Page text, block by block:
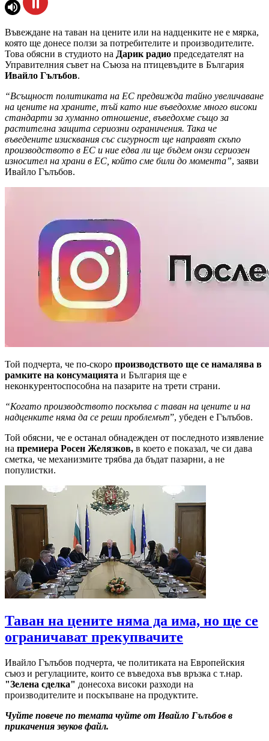
Въвеждане на таван на цените или на надценките не е мярка,
която ще донесе ползи за потребителите и производителите.
Това обясни в студиото на Дарик радио председателят на
Управителния съвет на Съюза на птицевъдите в България
Ивайло Гълъбов.
“Всъщност политиката на ЕС предвижда тайно увеличаване
на цените на храните, тъй като ние въведохме много високи
стандарти за хуманно отношение, въведохме също за
растителна защита сериозни ограничения. Така че
въведените изисквания със сигурност ще направят скъпо
производството в ЕС и ние едва ли ще бъдем онзи сериозен
износител на храни в ЕС, който сме били до момента”, заяви
Ивайло Гълъбов.
Той подчерта, че по-скоро производството ще се намалява в
рамките на консумацията и България ще е
неконкурентоспособна на пазарите на трети страни.
“Когато производството поскъпва с таван на цените и на
надценките няма да се реши проблемът”, убеден е Гълъбов.
Той обясни, че е останал обнадежден от последното изявление
на премиера Росен Желязков, в което е показал, че си дава
сметка, че механизмите трябва да бъдат пазарни, а не
популистки.
Таван на цените няма да има, но ще се
ограничават прекупвачите
Ивайло Гълъбов подчерта, че политиката на Европейския
съюз и регулациите, които се въведоха във връзка с т.нар.
"Зелена сделка" донесоха високи разходи на
производителите и поскъпване на продуктите.
Чуйте повече по темата чуйте от Ивайло Гълъбов в
прикачения звуков файл.